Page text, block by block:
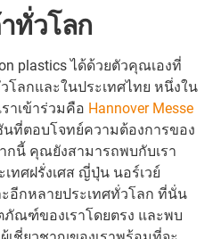
ทั่วโลก
plastics ได้ด้วยตัวคุณเองที่
ลกและในประเทศไทย หนึ่งใน
าเข้าร่วมคือ Hannover Messe
ที่ตอบโจทย์ความต้องการของ
กนี้ คุณยังสามารถพบกับเรา
ทศฝรั่งเศส ญี่ปุ่น นอร์เวย์
อีกหลายประเทศทั่วโลก ที่นั่น
ณฑ์ของเราโดยตรง และพบ